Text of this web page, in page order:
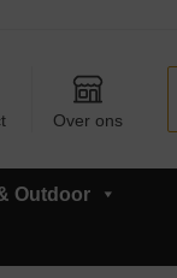
Over ons
Outdoor